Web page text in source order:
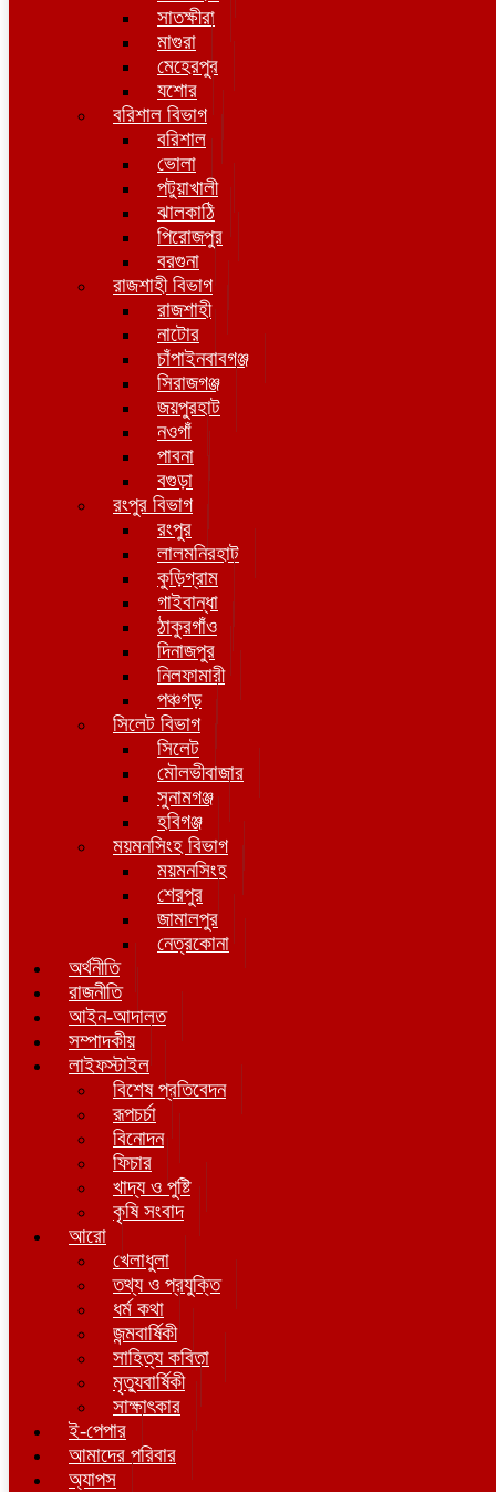
সাতক্ষীরা
মাগুরা
মেহেরপুর
যশোর
বরিশাল বিভাগ
বরিশাল
ভোলা
পটুয়াখালী
ঝালকাঠি
পিরোজপুর
বরগুনা
রাজশাহী বিভাগ
রাজশাহী
নাটোর
চাঁপাইনবাবগঞ্জ
সিরাজগঞ্জ
জয়পুরহাট
নওগাঁ
পাবনা
বগুড়া
রংপুর বিভাগ
রংপুর
লালমনিরহাট
কুড়িগ্রাম
গাইবান্ধা
ঠাকুরগাঁও
দিনাজপুর
নিলফামারী
পঞ্চগড়
সিলেট বিভাগ
সিলেট
মৌলভীবাজার
সুনামগঞ্জ
হবিগঞ্জ
ময়মনসিংহ বিভাগ
ময়মনসিংহ
শেরপুর
জামালপুর
নেত্রকোনা
অর্থনীতি
রাজনীতি
আইন-আদালত
সম্পাদকীয়
লাইফস্টাইল
বিশেষ প্রতিবেদন
রূপচর্চা
বিনোদন
ফিচার
খাদ্য ও পুষ্টি
কৃষি সংবাদ
আরো
খেলাধুলা
তথ্য ও প্রযুক্তি
ধর্ম কথা
জন্মবার্ষিকী
সাহিত্য কবিতা
মৃত্যুবার্ষিকী
সাক্ষাৎকার
ই-পেপার
আমাদের পরিবার
অ্যাপস